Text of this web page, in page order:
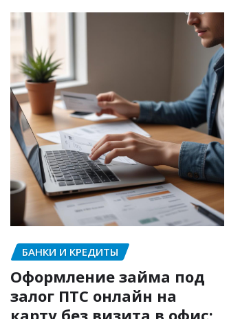
БАНКИ И КРЕДИТЫ
Оформление займа под
залог ПТС онлайн на